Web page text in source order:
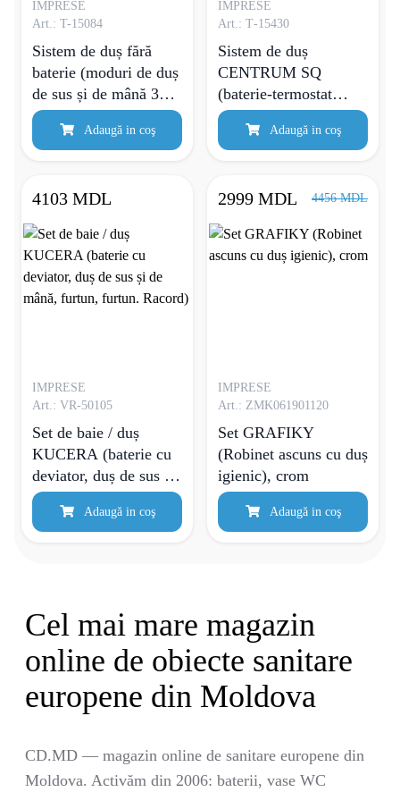
IMPRESE
Art.: T-15084
Sistem de duș fără
baterie (moduri de duș
de sus și de mână 3
moduri, furtun 1,5 m)
Adaugă in coş
IMPRESE
Art.: Т-15430
Sistem de duș
CENTRUM SQ
(baterie-termostat
pentru duș, duș și
mînă 3 moduri, furtun
Adaugă in coş
4103 MDL
IMPRESE
Art.: VR-50105
Set de baie / duș
KUCERA (baterie cu
deviator, duș de sus și
de mână, furtun,
furtun. Racord)
Adaugă in coş
2999 MDL 4456 MDL
IMPRESE
Art.: ZMK061901120
Set GRAFIKY
(Robinet ascuns cu duș
igienic), crom
Adaugă in coş
Cel mai mare magazin
online de obiecte sanitare
europene din Moldova
CD.MD — magazin online de sanitare europene din
Moldova. Activăm din 2006: baterii, vase WC